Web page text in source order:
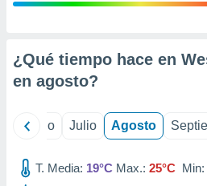
e
mediante
publicidad
¿Qué tiempo hace en
en agosto?
Junio Julio Agosto
T. Media: 19°C Max.: 25°C Min: